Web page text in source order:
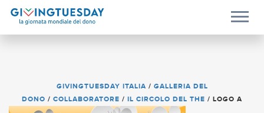
GIVINGTUESDAY ITALIA / GALLERIA DEL
DONO / COLLABORATORE / IL CIRCOLO DEL THE / LOGO A